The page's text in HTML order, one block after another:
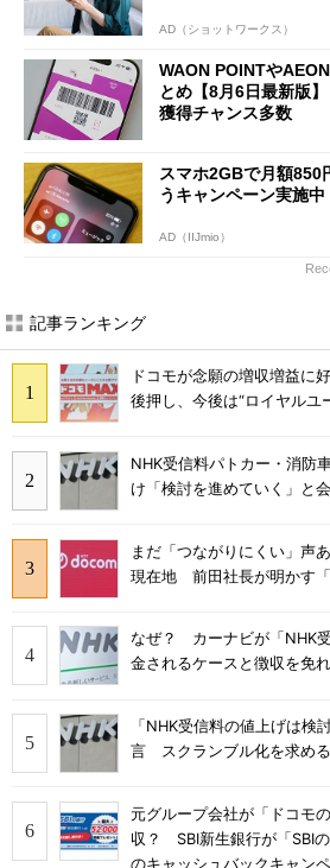
AD（ショットワークス）
WAON POINTや
とめ【8月6日最新版
獲得チャンス多数
スマホ2GBで月額850
うキャンペーン実施中
AD（IIJmio）
記事ランキング
ドコモが念願の増収増益に
後押し、今後は“ロイヤルユ
NHK受信料パトカー・消防
け「検討を進めていく」と
まだ「つながりにくい」声
現在地 前田社長が明かす
なぜ？ カーナビが「NHK
金されるケースと徴収を免
「NHK受信料の値上げは
言 スクランブル化を求め
元グループ会社が「ドコモ
収？ SBI新生銀行が「SBI
のキャッシュバックキャン